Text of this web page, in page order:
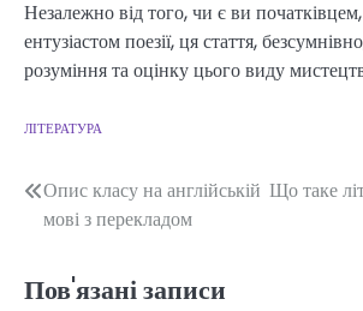
Незалежно від того, чи є ви
ентузіастом поезії, ця стаття,
розуміння та оцінку цього виду
ЛІТЕРАТУРА
Навігація
записів
Опис класу на англійській
мові з перекладом
Що таке
Пов'язані записи